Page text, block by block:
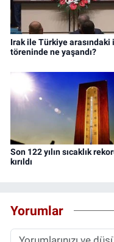
Irak ile Türkiye arasındaki
töreninde ne yaşandı?
Son 122 yılın sıcaklık
kırıldı
Yorumlar